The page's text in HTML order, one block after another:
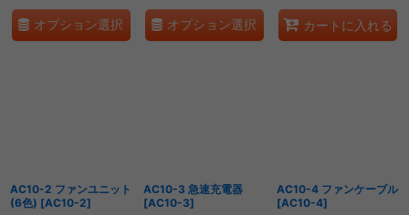
オプション選択 オプション選択 カートに入れる
AC10-2 ファンユニット
(6色) [AC10-2]
AC10-3 急速充電器
[AC10-3]
AC10-4 ファンケーブル
[AC10-4]